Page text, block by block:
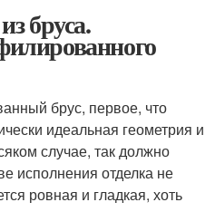
бруса.
брус, первое, что
идеальная геометрия и
случае, так должно
исполнения отделка не
ровная и гладкая, хоть